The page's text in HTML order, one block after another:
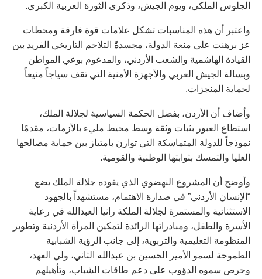
الجلوس الملكي، ويوم الجيش، وذكرى الثورة العربية الكبرى.
واعتبر أن هذه المناسبات تشكل علامات قوة فارقة ومحطات
عز برهنت على منعة الدولة، مجسدةً التلاحم التاريخي الفريد بين
القيادة الهاشمية والشعب الأردني، والمدعوم بوعي المواطن
وبسالة الجيش العربي والأجهزة الأمنية التي تقف سياجاً منيعاً
لحماية المنجزات.
وأضاف أن الأردن، بفضل الحكمة السياسية لجلالة الملك،
استطاع العبور بثبات وثقة وسط محيط مليء بالأزمات، مقدمًا
نموذجاً للدولة المتماسكة التي توازن بامتياز بين حماية مصالحها
العليا والتمسك بثوابتها الوطنية والقومية.
وأوضح أن المشروع النهضوي الذي يقوده جلالة الملك يضع
“الإنسان الأردني” في صدارة الاهتمام، مستشهداً بالجهود
الاستثنائية والمستمرة لجلالة الملكة رانيا العبدالله في رعاية
الأسرة والطفل، ومبادراتها الرائدة لتمكين المرأة الأردنية وتطوير
المنظومة التعليمية والتربوية، إلى جانب الرؤية الشبابية
الطموحة لسمو الأمير الحسين بن عبدالله الثاني، ولي العهد،
وحرص سموه الدؤوب على دعم طاقات الشباب، وتأهيلهم